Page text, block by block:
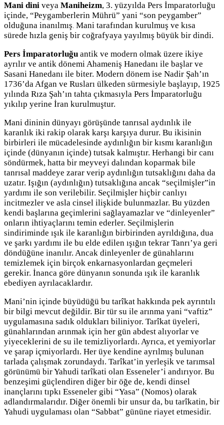
Mani dini veya Maniheizm, 3. yüzyılda Pers İmparatorluğu
içinde, “Peygamberlerin Mührü” yani “son peygamber”
olduğuna inanılmış. Mani tarafından kurulmuş ve kısa
sürede hızla geniş bir coğrafyaya yayılmış büyük bir dindi.
Pers İmparatorluğu antik ve modern olmak üzere ikiye
ayrılır ve antik dönemi Ahameniş Hanedanı ile başlar ve
Sasani Hanedanı ile biter. Modern dönem ise Nadir Şah’ın
1736’da Afgan ve Rusları ülkeden sürmesiyle başlayıp, 1925
yılında Rıza Şah’ın tahta çıkmasıyla Pers İmparatorluğu
yıkılıp yerine İran kurulmuştur.
Mani dininin dünyayı görüşünde tanrısal aydınlık ile
karanlık iki rakip olarak karşı karşıya durur. Bu ikisinin
birbirleri ile mücadelesinde aydınlığın bir kısmı karanlığın
içinde (dünyanın içinde) tutsak kalmıştır. Herhangi bir canı
söndürmek, hatta bir meyveyi dalından koparmak bile
tanrısal maddeye zarar verip aydınlığın tutsaklığını daha da
uzatır. Işığın (aydınlığın) tutsaklığına ancak “seçilmişler”in
yardımı ile son verilebilir. Seçilmişler hiçbir canlıyı
incitmezler ve asla cinsel ilişkide bulunmazlar. Bu yüzden
kendi başlarına geçimlerini sağlayamazlar ve “dinleyenler”
onların ihtiyaçlarını temin ederler. Seçilmişlerin
sindiriminde ışık ile karanlığın birbirinden ayrıldığına, dua
ve şarkı yardımı ile bu elde edilen ışığın tekrar Tanrı’ya geri
döndüğüne inanılır. Ancak dinleyenler de günahlarını
temizlemek için birçok enkarnasyonlardan geçmeleri
gerekir. İnanca göre dünyanın sonunda ışık ile karanlık
ebediyen ayrılacaklardır.
Mani’nin içinde büyüdüğü bu tarîkat hakkında pek ayrıntılı
bir bilgi mevcut değildir. Bir tür su ile arınma yani “vaftiz”
uygulamasına sadık oldukları biliniyor. Tarîkat üyeleri,
günahlarından arınmak için her gün abdest alıyorlar ve
yiyeceklerini de su ile temizliyorlardı. Ayrıca, et yemiyorlar
ve şarap içmiyorlardı. Her üye kendine ayrılmış bulunan
tarlada çalışmak zorundaydı. Tarîkat’in yerleşik ve tarımsal
görünümü bir Yahudi tarîkati olan Esseneler’i andırıyor. Bu
benzeşimi güçlendiren diğer bir öğe de, kendi dinsel
inançlarını tıpkı Esseneler gibi “Yasa” (Nomos) olarak
adlandırmalarıdır. Diğer önemli bir unsur da, bu tarîkatin, bir
Yahudi uygulaması olan “Sabbat” gününe riayet etmesidir.